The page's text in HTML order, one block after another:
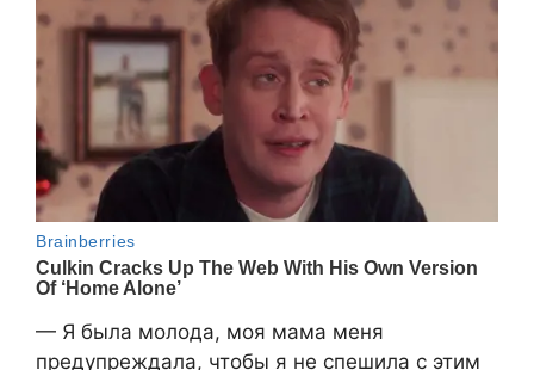
— Я была молода, моя мама меня
предупреждала, чтобы я не спешила с этим